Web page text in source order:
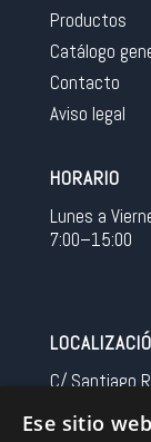
Productos
Catálogo
Contacto
Aviso legal
HORARIO
Lunes a
7:00–15:00
C/ Santiago
Spain
Ese sitio